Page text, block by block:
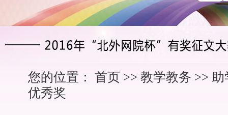
您的位置： 首页 >> 教学教务 >> 助
优秀奖